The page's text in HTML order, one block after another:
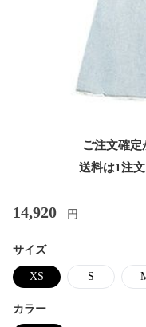
ご注文確定
送料は1注
14,920 円
サイズ
XS S
カラー